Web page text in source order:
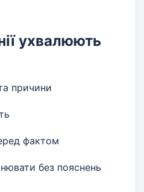
ухвалюють
причини
фактом
без пояснень